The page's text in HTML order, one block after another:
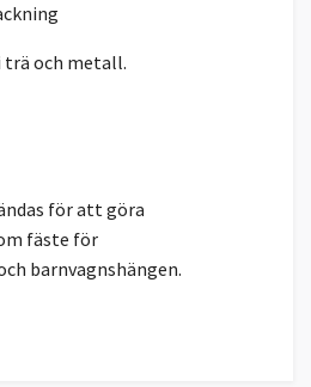
trä och metall.
för att göra
fäste för
barnvagnshängen.